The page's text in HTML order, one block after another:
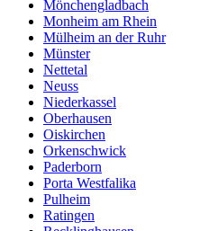
Mönchengladbach
Monheim am Rhein
Mülheim an der Ruhr
Münster
Nettetal
Neuss
Niederkassel
Oberhausen
Oiskirchen
Orkenschwick
Paderborn
Porta Westfalika
Pulheim
Ratingen